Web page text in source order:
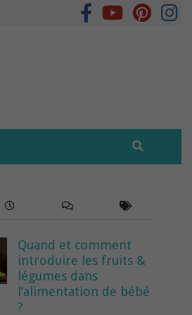
Quand et comment
introduire les fruits &
légumes dans
l’alimentation de bébé
?